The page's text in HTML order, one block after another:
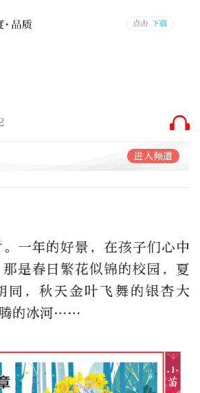
进入频道
一年的好景，在孩子们心中
是春日繁花似锦的校园，夏
同，秋天金叶飞舞的银杏大
腾的冰河……